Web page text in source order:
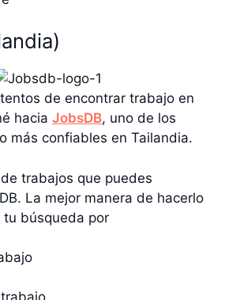
de encontrar trabajo en
hacia JobsDB, uno de los
más confiables en Tailandia.
trabajos que puedes
La mejor manera de hacerlo
búsqueda por